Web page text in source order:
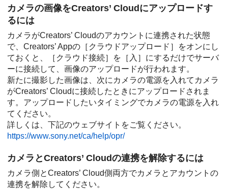
カメラの画像をCreators’ Cloudにアップロードす
るには
カメラがCreators’ Cloudのアカウントに連携された状態
で、Creators’ Appの ［クラウドアップロード］
をオンにし
ておくと、
［クラウド接続］ を ［入］ にするだけでサーバ
ーに接続して、画像のアップロードが行われます。
新たに撮影した画像は、次にカメラの電源を入れてカメラ
がCreators’ Cloudに接続したときにアップロードされま
す。アップロードしたいタイミングでカメラの電源を入れ
てください。
詳しくは、下記のウェブサイトをご覧ください。
https://www.sony.net/ca/help/opr/
カメラとCreators’ Cloudの連携を解除するには
カメラ側とCreators’ Cloud側両方でカメラとアカウントの
連携を解除してください。